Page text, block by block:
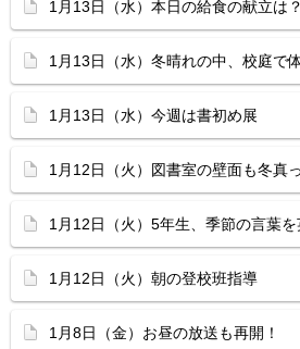
1月13日（水）本日の給食の献立は？
1月13日（水）冬晴れの中、校庭で
1月13日（水）今週は書初め展
1月12日（火）図書室の壁面も冬真
1月12日（火）5年生、季節の言葉
1月12日（火）朝の登校班指導
1月8日（金）お昼の放送も再開！